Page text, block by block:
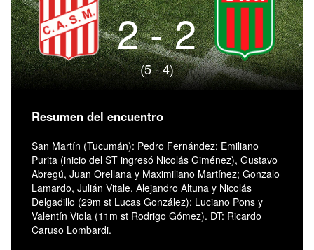
2 - 2
(5 - 4)
Resumen del encuentro
San Martín (Tucumán): Pedro Fernández; Emiliano
Purita (inicio del ST ingresó Nicolás Giménez), Gustavo
Abregú, Juan Orellana y Maximiliano Martínez; Gonzalo
Lamardo, Julián Vitale, Alejandro Altuna y Nicolás
Delgadillo (29m st Lucas González); Luciano Pons y
Valentín Viola (11m st Rodrigo Gómez). DT: Ricardo
Caruso Lombardi.